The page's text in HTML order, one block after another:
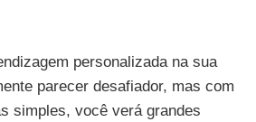
personalizada na sua
parecer desafiador, mas com
simples, você verá grandes